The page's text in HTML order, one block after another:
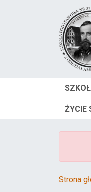
ŻYCIE
Strona